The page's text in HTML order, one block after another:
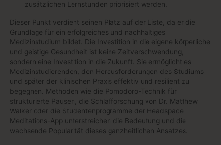
zusätzlichen Lernstunden priorisiert werden.
Dieser Punkt verdient seinen Platz auf der Liste, da er die
Grundlage für ein erfolgreiches und nachhaltiges
Medizinstudium bildet. Die Investition in die eigene körperliche
und geistige Gesundheit ist keine Zeitverschwendung,
sondern eine Investition in die Zukunft. Sie ermöglicht es
Medizinstudierenden, den Herausforderungen des Studiums
und später der klinischen Praxis effektiv und resilient zu
begegnen. Methoden wie die Pomodoro-Technik für
strukturierte Pausen, die Schlafforschung von Dr. Matthew
Walker oder die Studentenprogramme der Headspace
Meditations-App unterstreichen die Bedeutung und die
wachsende Popularität dieses ganzheitlichen Ansatzes.